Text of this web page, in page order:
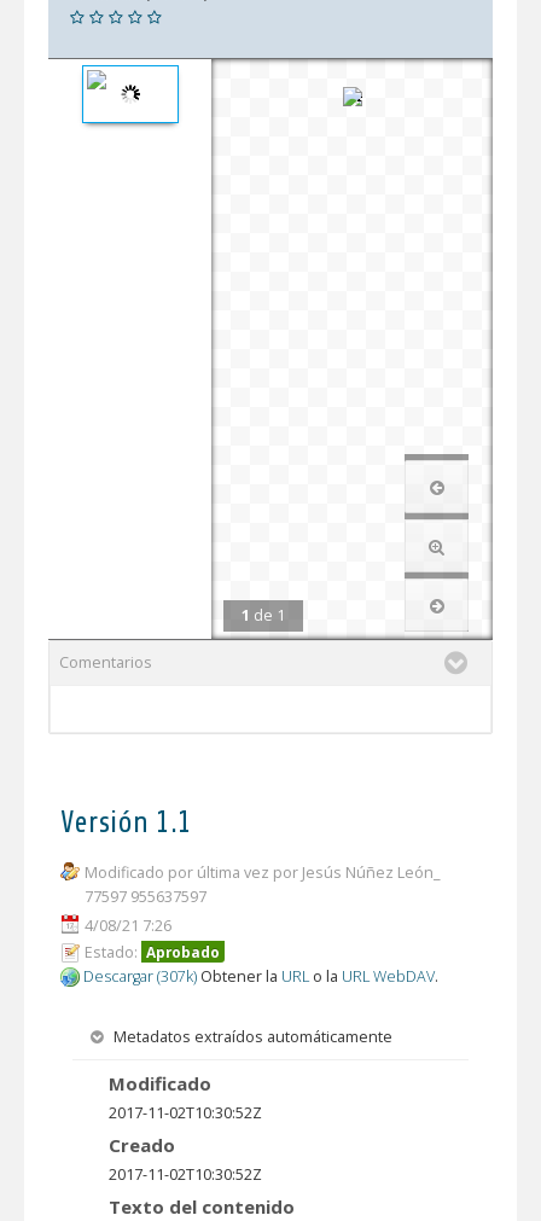
1 de 1
Comentarios
Versión 1.1
Modificado por última vez por Jesús Núñez León_
77597 955637597
4/08/21 7:26
Estado: Aprobado
Descargar (307k) Obtener la URL o la URL WebDAV.
Metadatos extraídos automáticamente
Modificado
2017-11-02T10:30:52Z
Creado
2017-11-02T10:30:52Z
Texto del contenido